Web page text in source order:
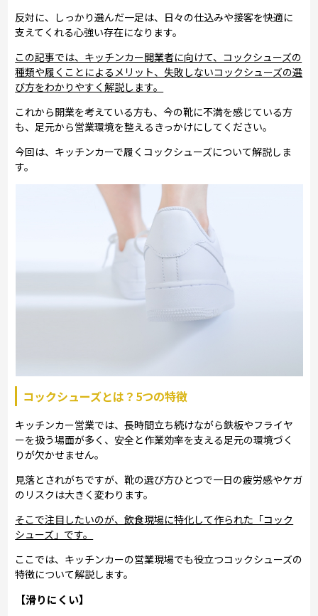
反対に、しっかり選んだ一足は、日々の仕込みや接客を快適に
支えてくれる心強い存在になります。
この記事では、キッチンカー開業者に向けて、コックシューズの
種類や履くことによるメリット、失敗しないコックシューズの選
び方をわかりやすく解説します。
これから開業を考えている方も、今の靴に不満を感じている方
も、足元から営業環境を整えるきっかけにしてください。
今回は、キッチンカーで履くコックシューズについて解説しま
す。
コックシューズとは？5つの特徴
キッチンカー営業では、長時間立ち続けながら鉄板やフライヤ
ーを扱う場面が多く、安全と作業効率を支える足元の環境づく
りが欠かせません。
見落とされがちですが、靴の選び方ひとつで一日の疲労感やケガ
のリスクは大きく変わります。
そこで注目したいのが、飲食現場に特化して作られた「コック
シューズ」です。
ここでは、キッチンカーの営業現場でも役立つコックシューズの
特徴について解説します。
【滑りにくい】